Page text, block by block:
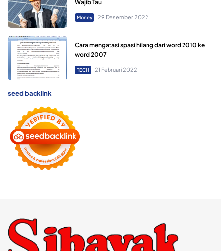
Wajib Tau
Money 29 Desember 2022
Cara mengatasi spasi hilang dari word 2010 ke
word 2007
TECH 21 Februari 2022
seed backlink